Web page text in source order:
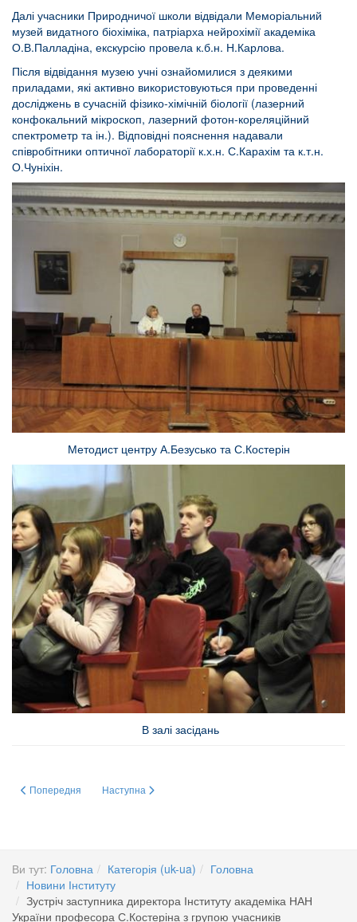
Далі учасники Природничої школи відвідали Меморіальний
музей видатного біохіміка, патріарха нейрохімії академіка
О.В.Палладіна, екскурсію провела к.б.н. Н.Карлова.
Після відвідання музею учні ознайомилися з деякими
приладами, які активно використовуються при проведенні
досліджень в сучасній фізико-хімічній біології (лазерний
конфокальний мікроскоп, лазерний фотон-кореляційний
спектрометр та ін.). Відповідні пояснення надавали
співробітники оптичної лабораторії к.х.н. С.Карахім та к.т.н.
О.Чуніхін.
Методист центру А.Безусько та С.Костерін
В залі засідань
Попередня стаття: Українська держава – історія, етапи боротьби та
Попередня Наступна стаття: Kонкурс на заміщення посади
Наступна
Ви тут: Головна Категорія (uk-ua)
Головна
Новини Інституту
Зустріч заступника директора Інституту академіка НАН
України професора С.Костеріна з групою учасників